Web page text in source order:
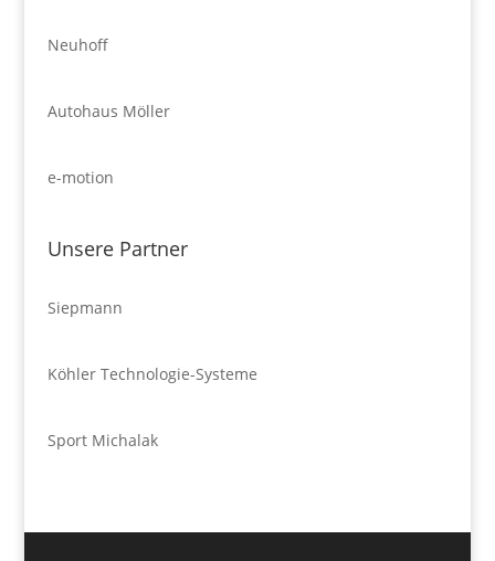
Neuhoff
Autohaus Möller
e-motion
Unsere Partner
Siepmann
Köhler Technologie-Systeme
Sport Michalak